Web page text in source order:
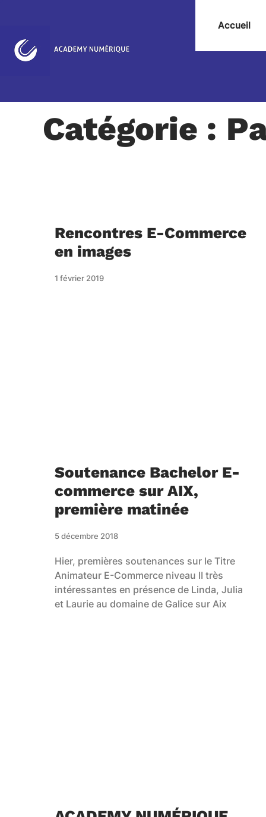
Accueil
Catégorie :
Rencontres E-Commerce
en images
1 février 2019
Soutenance Bachelor E-
commerce sur AIX,
première matinée
5 décembre 2018
Hier, premières soutenances sur le Titre
Animateur E-Commerce niveau II très
intéressantes en présence de Linda, Julia
et Laurie au domaine de Galice sur Aix